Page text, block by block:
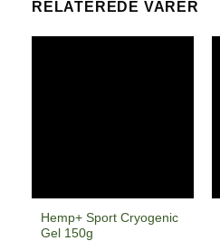
RELATEREDE VARER
Hemp+ Sport Cryogenic
Gel 150g